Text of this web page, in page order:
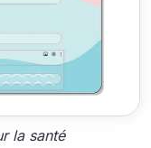
la santé